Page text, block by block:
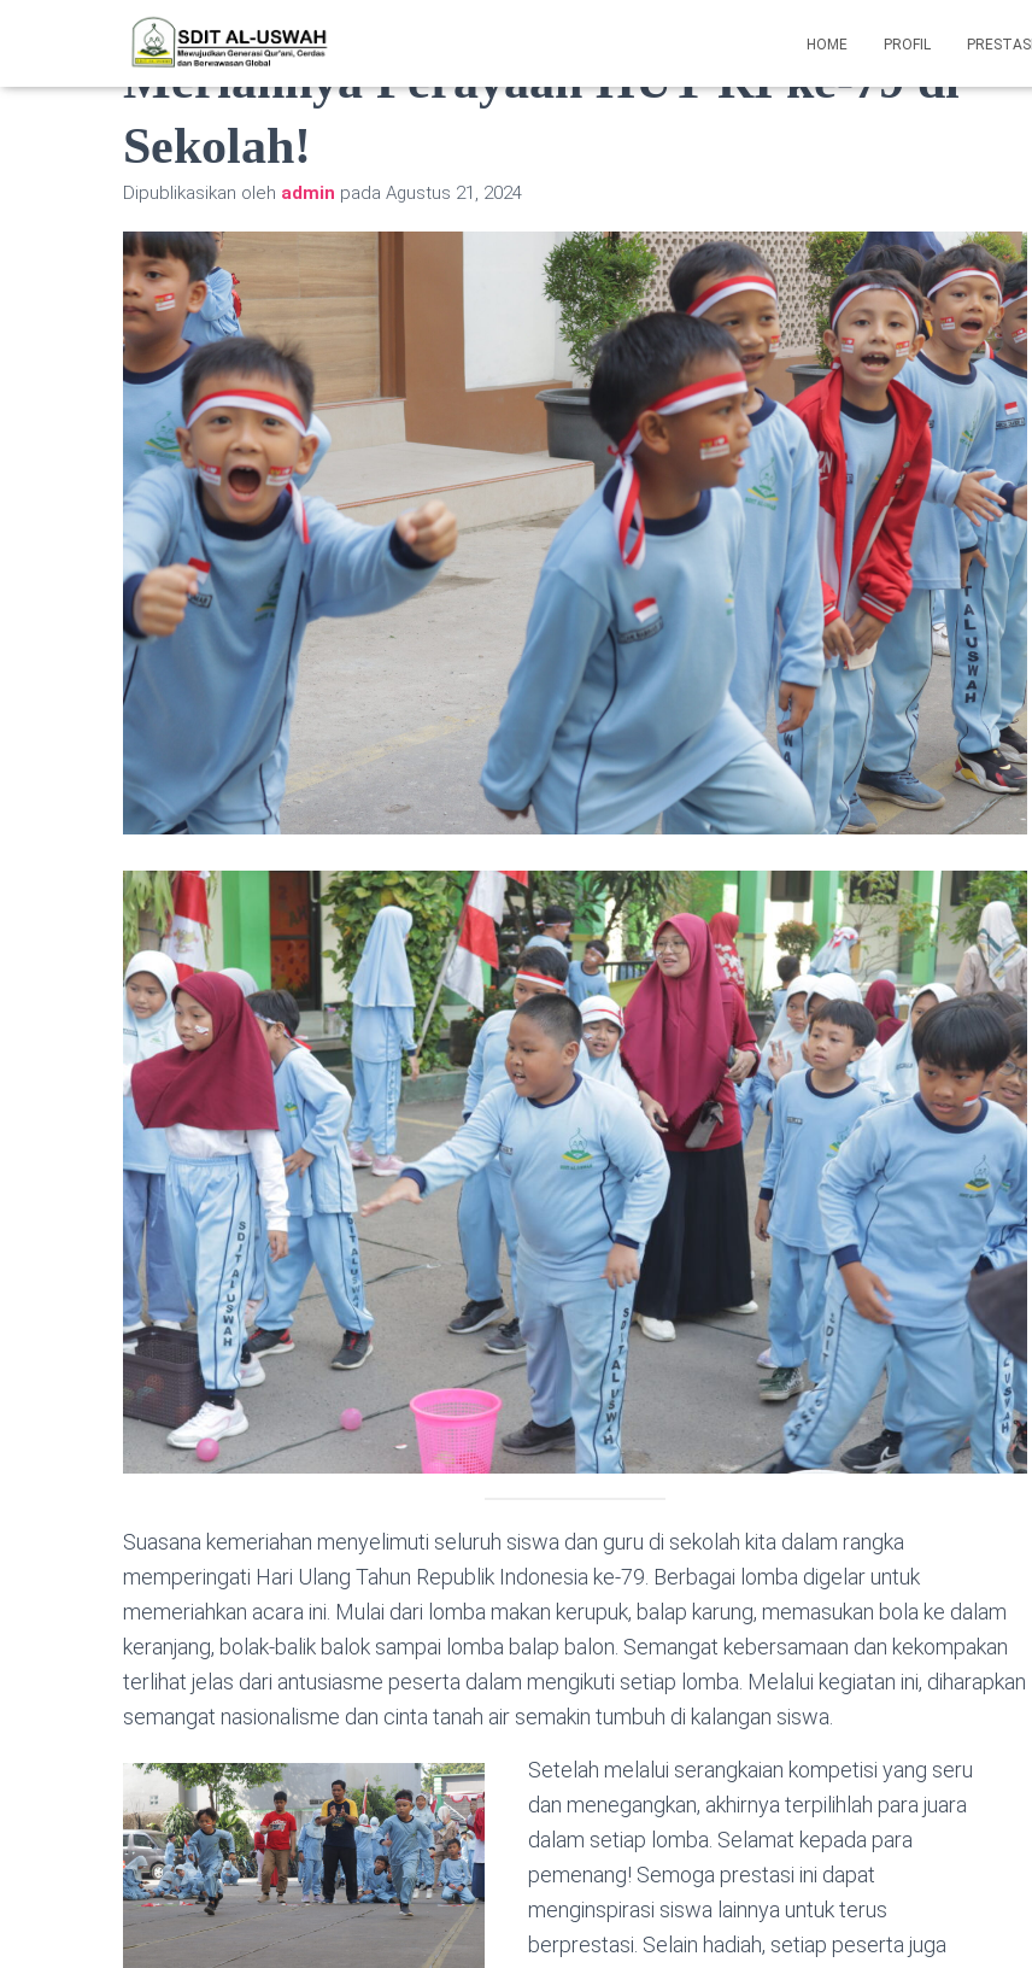
HOME PROFIL PRESTASI
Meriahnya Perayaan HUT RI ke-79 di
Sekolah!
Dipublikasikan oleh admin pada Agustus 21, 2024
Suasana kemeriahan menyelimuti seluruh siswa dan guru di sekolah kita dalam rangka
memperingati Hari Ulang Tahun Republik Indonesia ke-79. Berbagai lomba digelar untuk
memeriahkan acara ini. Mulai dari lomba makan kerupuk, balap karung, memasukan bola ke dalam
keranjang, bolak-balik balok sampai lomba balap balon. Semangat kebersamaan dan kekompakan
terlihat jelas dari antusiasme peserta dalam mengikuti setiap lomba. Melalui kegiatan ini, diharapkan
semangat nasionalisme dan cinta tanah air semakin tumbuh di kalangan siswa.
Setelah melalui serangkaian kompetisi yang seru
dan menegangkan, akhirnya terpilihlah para juara
dalam setiap lomba. Selamat kepada para
pemenang! Semoga prestasi ini dapat
menginspirasi siswa lainnya untuk terus
berprestasi. Selain hadiah, setiap peserta juga